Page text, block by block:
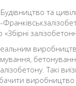
та
Такі